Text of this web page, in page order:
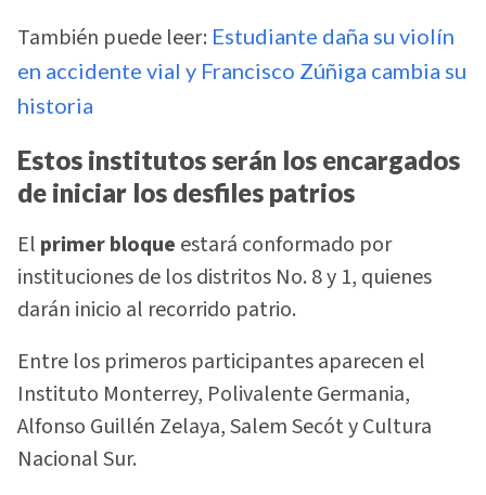
También puede leer: Estudiante daña su violín
en accidente vial y Francisco Zúñiga cambia su
historia
Estos institutos serán los encargados
de iniciar los desfiles patrios
El primer bloque estará conformado por
instituciones de los distritos No. 8 y 1, quienes
darán inicio al recorrido patrio.
Entre los primeros participantes aparecen el
Instituto Monterrey, Polivalente Germania,
Alfonso Guillén Zelaya, Salem Secót y Cultura
Nacional Sur.